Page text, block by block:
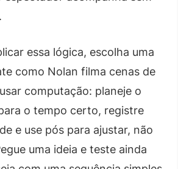
essa lógica, escolha uma
como Nolan filma cenas de
computação: planeje o
o tempo certo, registre
e use pós para ajustar, não
uma ideia e teste ainda